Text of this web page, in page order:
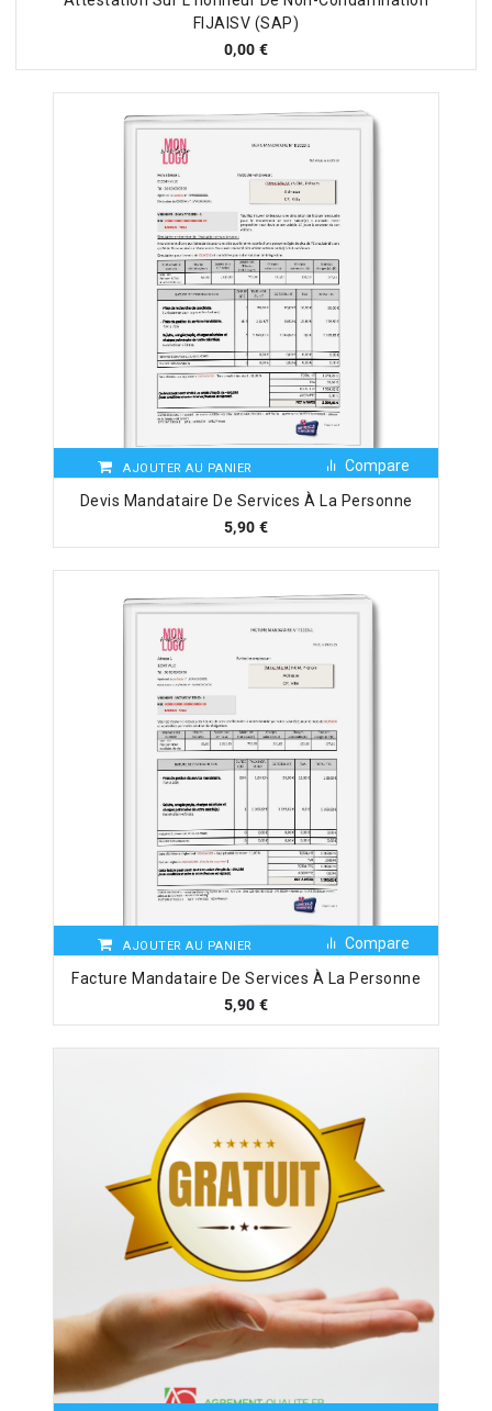
FIJAISV (SAP)
0,00 €
AJOUTER AU PANIER
Compare
Devis Mandataire De Services À La Personne
5,90 €
AJOUTER AU PANIER
Compare
Facture Mandataire De Services À La Personne
5,90 €